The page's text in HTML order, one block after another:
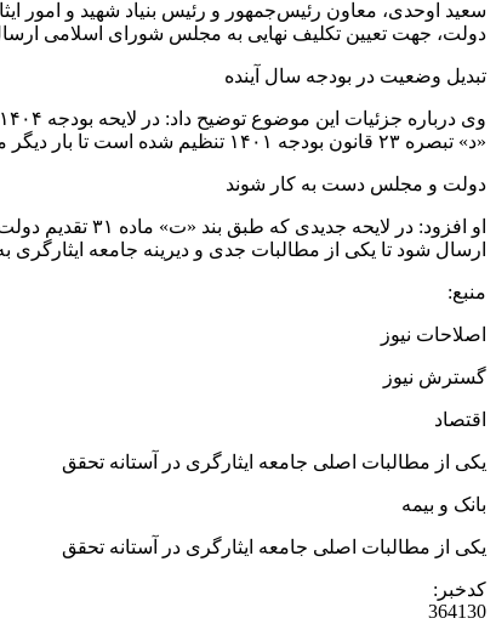
دولت، جهت تعیین تکلیف نهایی به مجلس شورای اسلامی
تبدیل وضعیت در بودجه سال آینده
«د» تبصره ۲۳ قانون بودجه ۱۴۰۱ تنظیم شده است تا بار دیگر موضوع تبدیل وضعیت در بودجه سال آینده گنجانده شود. با این حال، این موضوع در صحن علنی مجلس به نتیجه نرسید.
دولت و مجلس دست به کار شوند
او افزود: در
ارسال شود تا یکی از مطالبات جدی و دیرینه جامعه ایثارگری
منبع:
اصلاحات نیوز
گسترش نیوز
اقتصاد
یکی از مطالبات اصلی جامعه ایثارگری در آستانه تحقق
بانک و بیمه
یکی از مطالبات اصلی جامعه ایثارگری در آستانه تحقق
کدخبر:
364130